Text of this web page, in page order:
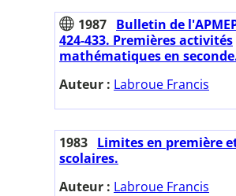
1987 Bulletin de
424-433. Premières activités
mathématiques en
Auteur : Labroue Francis
1983 Limites en première
scolaires.
Auteur : Labroue Francis